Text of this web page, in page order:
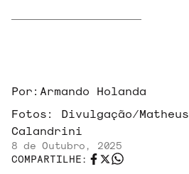
Por: Armando Holanda
Fotos: Divulgação/Matheus
Calandrini
8 de Outubro, 2025
COMPARTILHE: